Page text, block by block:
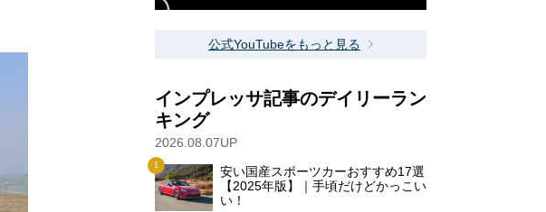
公式YouTubeをもっと見る
インプレッサ記事のデイリーラン
キング
2026.08.07UP
安い国産スポーツカーおすすめ17選
【2025年版】｜手頃だけどかっこい
い！